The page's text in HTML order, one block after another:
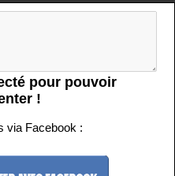
pour pouvoir
!
via Facebook :